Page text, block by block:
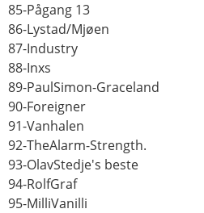
85-Pågang 13
86-Lystad/Mjøen
87-Industry
88-Inxs
89-PaulSimon-Graceland
90-Foreigner
91-Vanhalen
92-TheAlarm-Strength.
93-OlavStedje's beste
94-RolfGraf
95-MilliVanilli